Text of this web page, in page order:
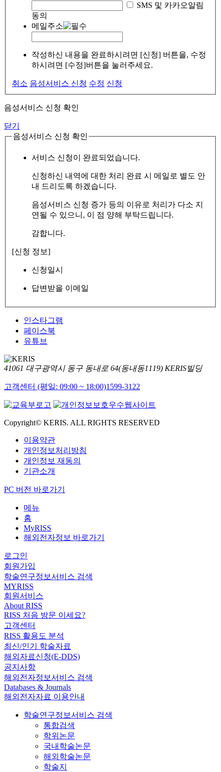
SMS 및 카카오알림
동의
메일주소
작성하신 내용을 완료하시려면 [신청] 버튼을, 수정
하시려면 [수정]버튼을 눌러주세요.
취소 음성서비스 신청 수정 신청
음성서비스 신청 확인
닫기
음성서비스 신청 확인
서비스 신청이 완료되었습니다.
신청하신 내역에 대한 처리 완료 시 메일로 별도 안
내 드리도록 하겠습니다.
음성서비스 신청 증가 등의 이유로 처리가 다소 지
연될 수 있으니, 이 점 양해 부탁드립니다.
감합니다.
[신청 정보]
신청일시
답변받을 이메일
인스타그램
페이스북
유튜브
41061 대구광역시 동구 동내로 64(동내동1119) KERIS빌딩
고객센터 (평일: 09:00 ~ 18:00)1599-3122
Copyright© KERIS. ALL RIGHTS RESERVED
이용약관
개인정보처리방침
개인정보 재동의
기관소개
PC 버전 바로가기
메뉴
홈
MyRISS
해외전자정보 바로가기
로그인
회원가입
학술연구정보서비스 검색
MYRISS
회원서비스
About RISS
RISS 처음 방문 이세요?
고객센터
RISS 활용도 분석
최신/인기 학술자료
해외자료신청(E-DDS)
공지사항
해외전자정보서비스 검색
Databases & Journals
해외전자자료 이용안내
학술연구정보서비스 검색
통합검색
학위논문
국내학술논문
해외학술논문
학술지